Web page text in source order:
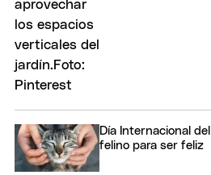
Día Internacional
felino para ser feliz